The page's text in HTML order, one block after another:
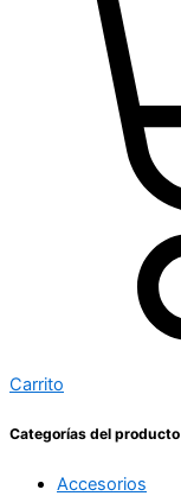
Carrito
Categorías del producto
Accesorios